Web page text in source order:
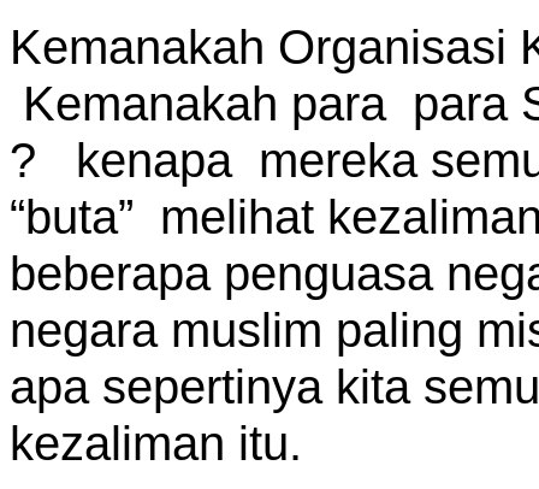
Kemanakah Organisasi
Kemanakah para para
? kenapa mereka
“buta” melihat
beberapa penguasa
negara muslim paling
apa sepertinya kita
kezaliman itu.